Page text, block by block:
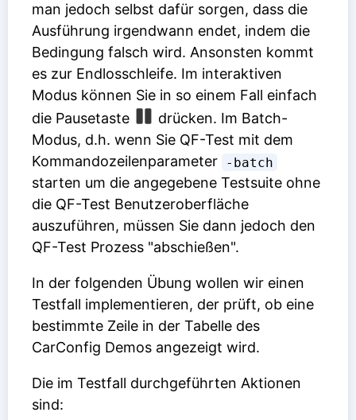
man jedoch selbst dafür sorgen, dass die
Ausführung irgendwann endet, indem die
Bedingung falsch wird. Ansonsten kommt
es zur Endlosschleife. Im interaktiven
Modus können Sie in so einem Fall einfach
die Pausetaste
drücken. Im Batch-
Modus, d.h. wenn Sie QF-Test mit dem
Kommandozeilenparameter
-batch
starten um die angegebene Testsuite ohne
die QF-Test Benutzeroberfläche
auszuführen, müssen Sie dann jedoch den
QF-Test Prozess "abschießen".
In der folgenden Übung wollen wir einen
Testfall implementieren, der prüft, ob eine
bestimmte Zeile in der Tabelle des
CarConfig Demos angezeigt wird.
Die im Testfall durchgeführten Aktionen
sind: